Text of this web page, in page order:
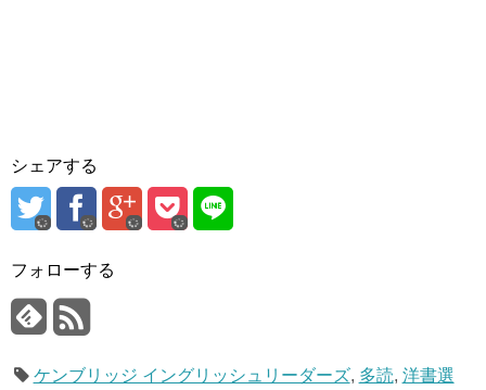
シェアする
フォローする
ケンブリッジ イングリッシュリーダーズ, 多読, 洋書選